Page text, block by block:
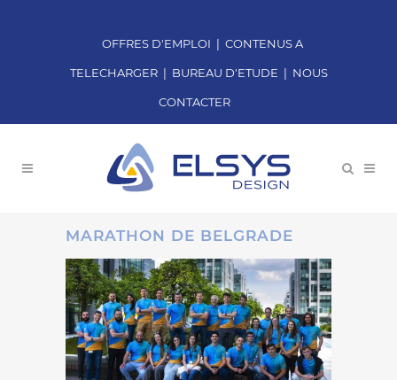
OFFRES D'EMPLOI | CONTENUS A
TELECHARGER| BUREAU D'ETUDE | NOUS
CONTACTER
MARATHON DE BELGRADE